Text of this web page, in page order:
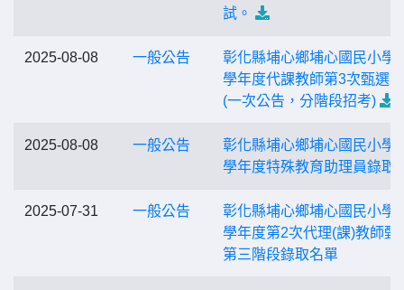
試。
2025-08-08 一般公告
彰化縣埔心鄉埔心國民小學
學年度代課教師第3次甄選
(一次公告，分階段招考)
2025-08-08 一般公告
彰化縣埔心鄉埔心國民小學
學年度特殊教育助理員錄取
2025-07-31 一般公告
彰化縣埔心鄉埔心國民小學
學年度第2次代理(課)教師甄
第三階段錄取名單